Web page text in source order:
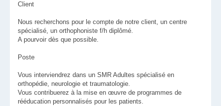
Client
Nous recherchons pour le compte de notre client, un centre
spécialisé, un orthophoniste f/h diplômé.
A pourvoir dès que possible.
Poste
Vous interviendrez dans un SMR Adultes spécialisé en
orthopédie, neurologie et traumatologie.
Vous contribuerez à la mise en œuvre de programmes de
rééducation personnalisés pour les patients.